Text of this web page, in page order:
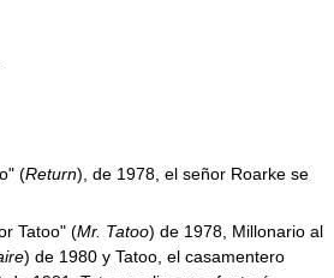
(Return), de 1978, el señor Roarke se
Tatoo" (Mr. Tatoo) de 1978, Millonario al
) de 1980 y Tatoo, el casamentero